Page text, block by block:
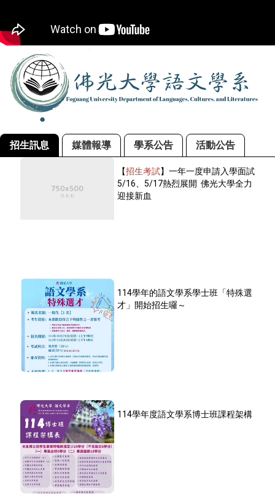
招生訊息 媒體報導 學系公告 活動公告
【招生考試】一年一度申請入學面試
5/16、5/17熱烈展開 佛光大學全力
迎接新血
114學年的語文學系學士班「特殊選
才」開始招生囉～
114學年度語文學系博士班課程架構